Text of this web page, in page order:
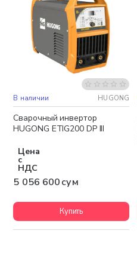
Бесплатная доставка
В наличии HUGONG
Сварочный инвертор
HUGONG ETIG200 DP III
Цена
с
НДС
5 056 600 сум
Купить